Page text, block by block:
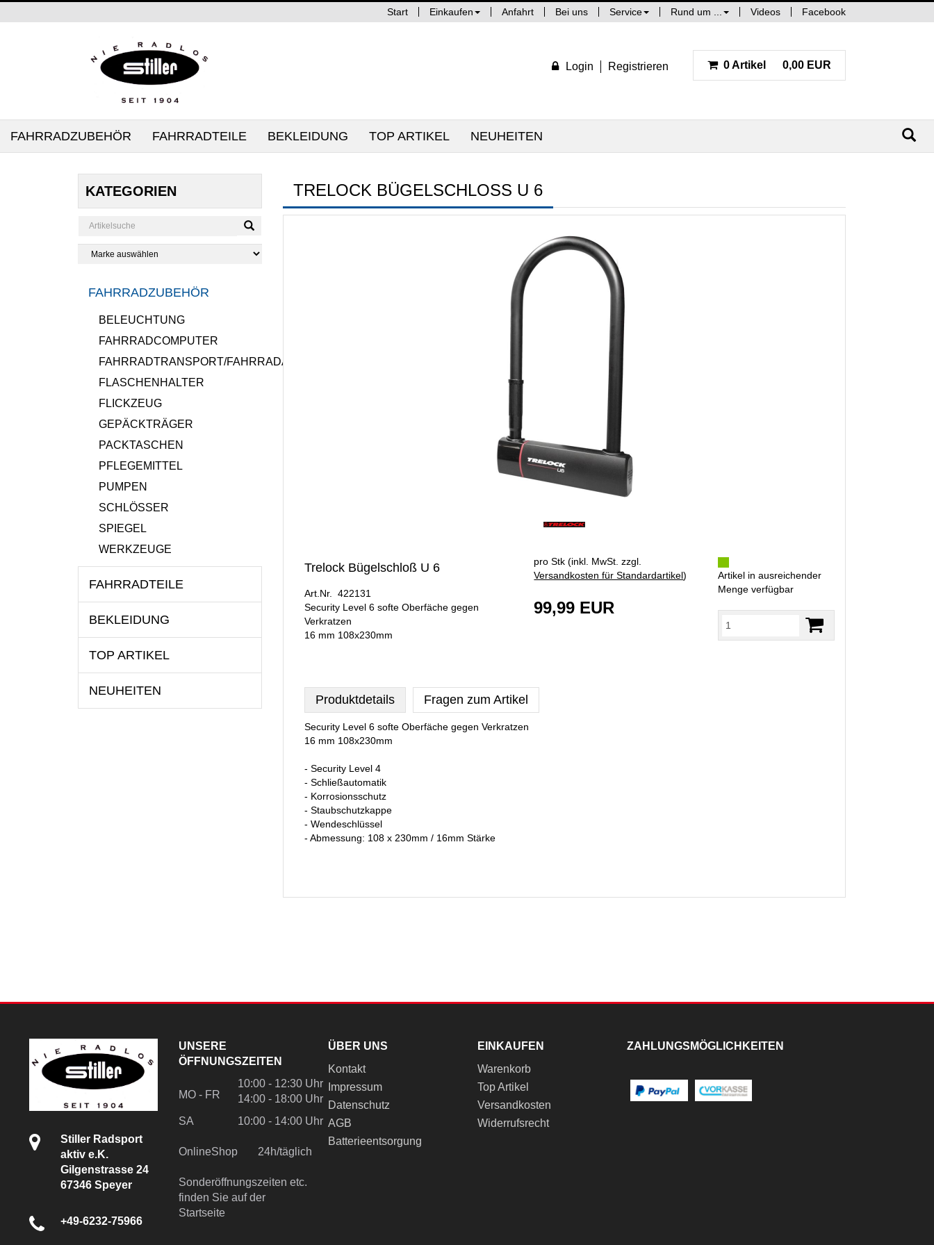
Start Einkaufen Anfahrt Bei uns Service Rund um ... Videos Facebook
Login Registrieren 0 Artikel 0,00 EUR
FAHRRADZUBEHÖR FAHRRADTEILE BEKLEIDUNG TOP ARTIKEL NEUHEITEN
KATEGORIEN
FAHRRADZUBEHÖR
BELEUCHTUNG
FAHRRADCOMPUTER
FAHRRADTRANSPORT/FAHRRADANHÄNGER
FLASCHENHALTER
FLICKZEUG
GEPÄCKTRÄGER
PACKTASCHEN
PFLEGEMITTEL
PUMPEN
SCHLÖSSER
SPIEGEL
WERKZEUGE
FAHRRADTEILE
BEKLEIDUNG
TOP ARTIKEL
NEUHEITEN
TRELOCK BÜGELSCHLOSS U 6
Trelock Bügelschloß U 6
Art.Nr. 422131
Security Level 6 softe Oberfäche gegen
Verkratzen
16 mm 108x230mm
pro Stk (inkl. MwSt. zzgl.
Versandkosten für Standardartikel)
99,99 EUR
Artikel in ausreichender
Menge verfügbar
Produktdetails Fragen zum Artikel
Security Level 6 softe Oberfäche gegen Verkratzen
16 mm 108x230mm
- Security Level 4
- Schließautomatik
- Korrosionsschutz
- Staubschutzkappe
- Wendeschlüssel
- Abmessung: 108 x 230mm / 16mm Stärke
Stiller Radsport
aktiv e.K.
Gilgenstrasse 24
67346 Speyer
+49-6232-75966
UNSERE
ÖFFNUNGSZEITEN
MO - FR
10:00 - 12:30 Uhr
14:00 - 18:00 Uhr
SA
10:00 - 14:00 Uhr
OnlineShop 24h/täglich
Sonderöffnungszeiten etc.
finden Sie auf der
Startseite
ÜBER UNS
Kontakt
Impressum
Datenschutz
AGB
Batterieentsorgung
EINKAUFEN
Warenkorb
Top Artikel
Versandkosten
Widerrufsrecht
ZAHLUNGSMÖGLICHKEITEN